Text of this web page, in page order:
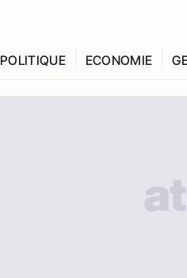
POLITIQUE ECONOMIE